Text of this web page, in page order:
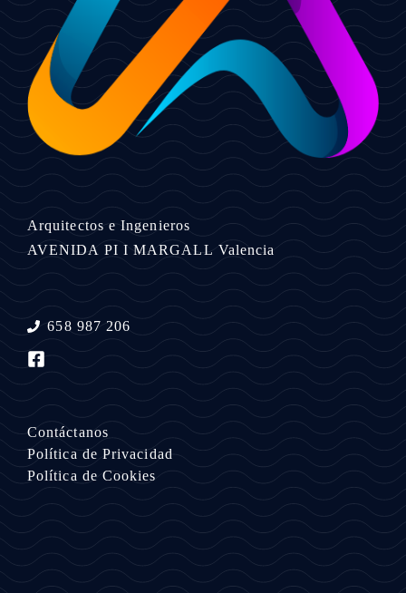
Arquitectos e Ingenieros
AVENIDA PI I MARGALL Valencia
658 987 206
Contáctanos
Política de Privacidad
Política de Cookies